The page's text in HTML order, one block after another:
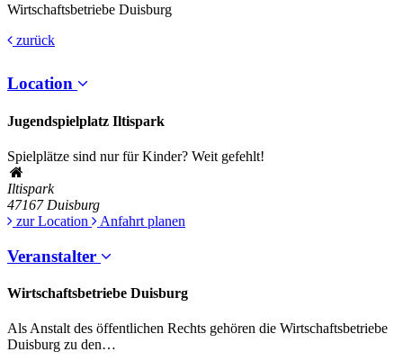
Wirtschaftsbetriebe Duisburg
zurück
Location
Jugendspielplatz Iltispark
Spielplätze sind nur für Kinder? Weit gefehlt!
Iltispark
47167 Duisburg
zur Location
Anfahrt planen
Veranstalter
Wirtschaftsbetriebe Duisburg
Als Anstalt des öffentlichen Rechts gehören die Wirtschaftsbetriebe
Duisburg zu den…